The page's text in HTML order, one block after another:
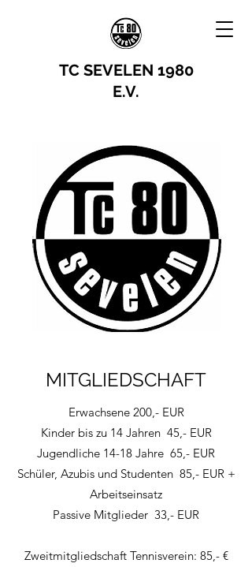
TC SEVELEN 1980
E.V.
MITGLIEDSCHAFT
Erwachsene 200,- EUR
Kinder bis zu 14 Jahren 45,- EUR
Jugendliche 14-18 Jahre 65,- EUR
Schüler, Azubis und Studenten 85,- EUR +
Arbeitseinsatz
Passive Mitglieder 33,- EUR
Zweitmitgliedschaft Tennisverein: 85,- €